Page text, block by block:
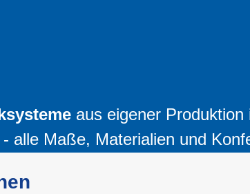
aus eigener
- alle Maße, Materialien und